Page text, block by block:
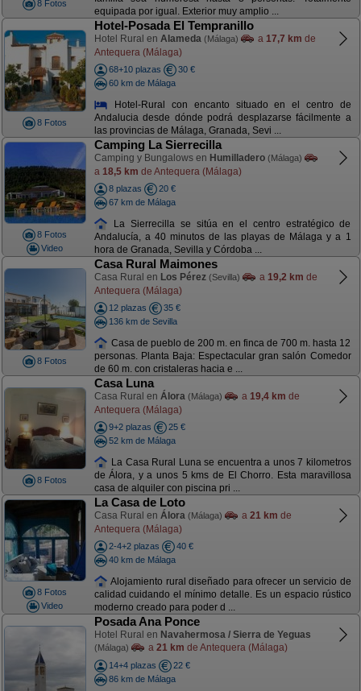
8 Fotos
equipada por igual. Exterior muy amplio ...
8 Fotos
Hotel-Posada El Tempranillo
Hotel Rural en Alameda (Málaga) a 17,7 km de
Antequera (Málaga)
68+10 plazas
30 €
60 km de Málaga
Hotel-Rural con encanto situado en el centro de
Andalucia desde dónde podrá desplazarse fácilmente a
las provincias de Málaga, Granada, Sevi ...
8 Fotos
Video
Camping La Sierrecilla
Camping y Bungalows en Humilladero (Málaga)
a 18,5 km de Antequera (Málaga)
8 plazas
20 €
67 km de Málaga
La Sierrecilla se sitúa en el centro estratégico de
Andalucía, a 40 minutos de las playas de Málaga y a 1
hora de Granada, Sevilla y Córdoba ...
8 Fotos
Casa Rural Maimones
Casa Rural en Los Pérez (Sevilla) a 19,2 km de
Antequera (Málaga)
12 plazas
35 €
136 km de Sevilla
Casa de pueblo de 200 m. en finca de 700 m. hasta 12
personas. Planta Baja: Espectacular gran salón Comedor
de 60 m. con cristaleras hacia e ...
8 Fotos
Casa Luna
Casa Rural en Álora (Málaga) a 19,4 km de
Antequera (Málaga)
9+2 plazas
25 €
52 km de Málaga
La Casa Rural Luna se encuentra a unos 7 kilometros
de Álora, y a unos 5 kms de El Chorro. Esta maravillosa
casa de alquiler con piscina pri ...
8 Fotos
Video
La Casa de Loto
Casa Rural en Álora (Málaga) a 21 km de
Antequera (Málaga)
2-4+2 plazas
40 €
40 km de Málaga
Alojamiento rural diseñado para ofrecer un servicio de
calidad cuidando el mínimo detalle. Es un espacio rústico
moderno creado para poder d ...
Posada Ana Ponce
Hotel Rural en Navahermosa / Sierra de Yeguas
(Málaga) a 21 km de Antequera (Málaga)
14+4 plazas
22 €
86 km de Málaga